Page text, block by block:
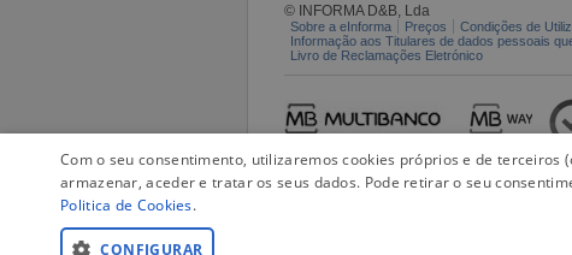
© INFORMA D&B, Lda
Sobre a eInforma Preços Condições de
Informação aos Titulares de dados pessoais
Livro de Reclamações Eletrónico
Com o seu consentimento, utilizaremos cookies próprios e de terceiros
armazenar, aceder e tratar os seus dados. Pode retirar o seu
Politica de Cookies.
CONFIGURAR